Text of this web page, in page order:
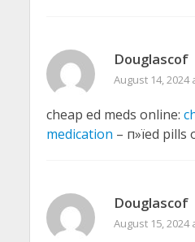
Douglascof
August 14, 2024
cheap ed meds online:
medication – п»їed pills
Douglascof
August 15, 2024